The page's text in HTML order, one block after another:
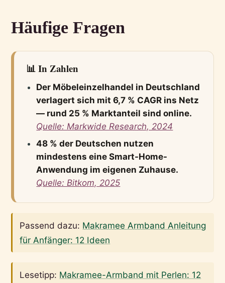
Häufige Fragen
📊 In Zahlen
Der Möbeleinzelhandel in Deutschland
verlagert sich mit 6,7 % CAGR ins Netz
— rund 25 % Marktanteil sind online.
Quelle: Markwide Research, 2024
48 % der Deutschen nutzen
mindestens eine Smart-Home-
Anwendung im eigenen Zuhause.
Quelle: Bitkom, 2025
Passend dazu: Makramee Armband Anleitung
für Anfänger: 12 Ideen
Lesetipp: Makramee-Armband mit Perlen: 12